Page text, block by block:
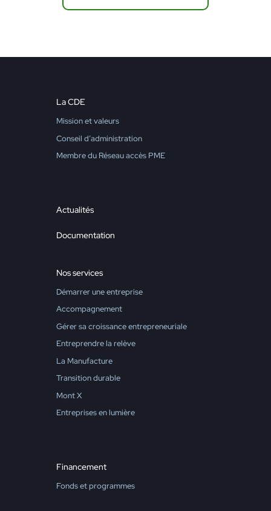
La CDE
Mission et valeurs
Conseil d’administration
Membre du Réseau accès PME
Actualités
Documentation
Nos services
Démarrer une entreprise
Accompagnement
Gérer sa croissance entrepreneuriale
Entreprendre la relève
La Manufacture
Transition durable
Mont X
Entreprises en lumière
Financement
Fonds et programmes